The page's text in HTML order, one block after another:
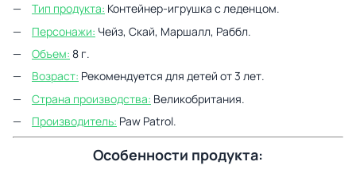
Тип продукта: Контейнер-игрушка с леденцом.
Персонажи: Чейз, Скай, Маршалл, Раббл.
Объем: 8 г.
Возраст: Рекомендуется для детей от 3 лет.
Страна производства: Великобритания.
Производитель: Paw Patrol.
Особенности продукта: